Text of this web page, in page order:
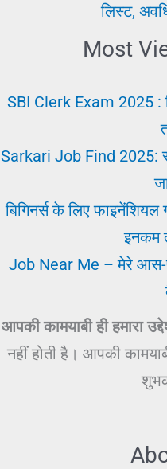
लिस्ट,
Most
SBI Clerk Exam 2025 :
Sarkari Job Find 2025:
बिगिनर्स के लिए
इनकम
Job Near Me – मेरे आस-
आपकी कामयाबी ही हमारा
नहीं होती है। आपकी